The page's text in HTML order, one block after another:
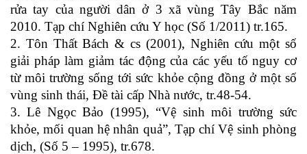
rửa tay của người dân ở 3 xã vùng Tây Bắc năm
2010. Tạp chí Nghiên cứu Y học (Số 1/2011) tr.165.
2. Tôn Thất Bách & cs (2001), Nghiên cứu một số
giải pháp làm giảm tác động của các yếu tố nguy cơ
từ môi trường sống tới sức khỏe cộng đồng ở một số
vùng sinh thái, Đề tài cấp Nhà nước, tr.48-54.
3. Lê Ngọc Bảo (1995), “Vệ sinh môi trường sức
khỏe, mối quan hệ nhân quả”, Tạp chí Vệ sinh phòng
dịch, (Số 5 – 1995), tr.678.